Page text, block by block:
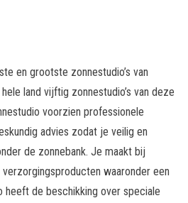
en grootste zonnestudio’s van
land vijftig zonnestudio’s van deze
voorzien professionele
advies zodat je veilig en
de zonnebank. Je maakt bij
waaronder een
heeft de beschikking over speciale